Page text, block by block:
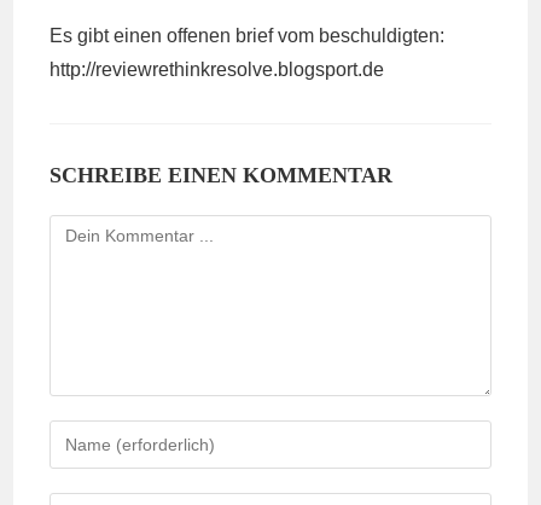
Es gibt einen offenen brief vom beschuldigten:
http://reviewrethinkresolve.blogsport.de
SCHREIBE EINEN KOMMENTAR
Kommentieren
deinen
Namen